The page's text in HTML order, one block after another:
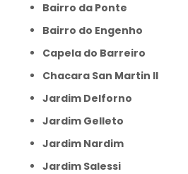
Bairro da Ponte
Bairro do Engenho
Capela do Barreiro
Chacara San Martin II
Jardim Delforno
Jardim Gelleto
Jardim Nardim
Jardim Salessi